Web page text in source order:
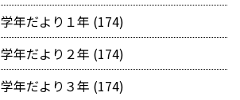
学年だより１年 (174)
学年だより２年 (174)
学年だより３年 (174)